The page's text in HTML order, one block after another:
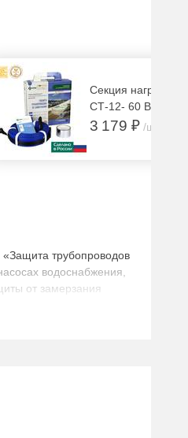
Секция
СТ-12- 60 Вт (5м.)
3 179 ₽ /шт.
«Защита трубопроводов
водоснабжения,
от замерзания